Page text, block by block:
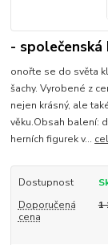
- společenská
onořte se do světa
šachy. Vyrobené z
nejen krásný, ale
věku.Obsah balení:
herních figurek v...
Dostupnost
Doporučená
cena
1